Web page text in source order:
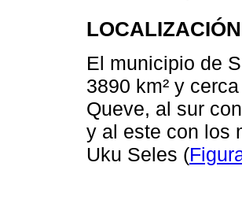
El municipio de
3890 km² y
Queve, al sur
y al este con los
Uku Seles (